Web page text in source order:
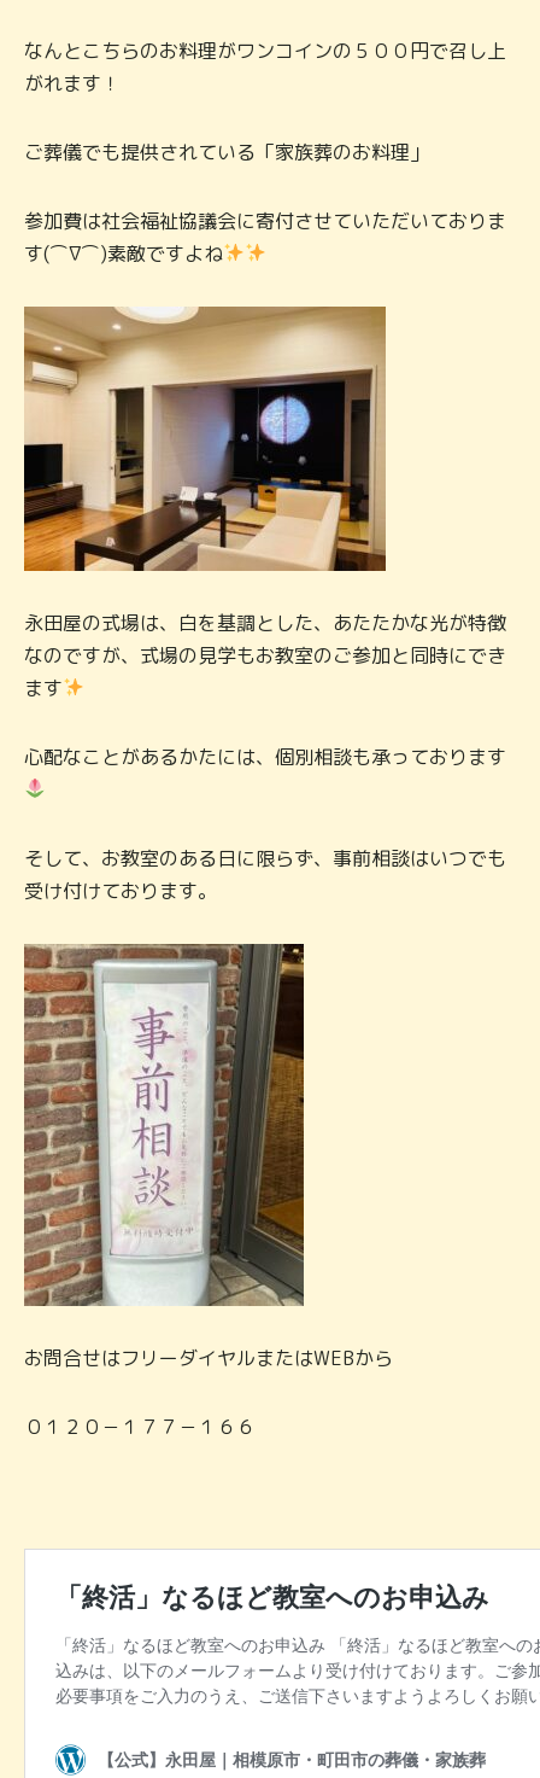
なんとこちらのお料理がワンコインの５００円で召し上
がれます！
ご葬儀でも提供されている「家族葬のお料理」
参加費は社会福祉協議会に寄付させていただいておりま
す(⌒∇⌒)素敵ですよね
永田屋の式場は、白を基調とした、あたたかな光が特徴
なのですが、式場の見学もお教室のご参加と同時にでき
ます
心配なことがあるかたには、個別相談も承っております
そして、お教室のある日に限らず、事前相談はいつでも
受け付けております。
お問合せはフリーダイヤルまたはWEBから
０１２０－１７７－１６６